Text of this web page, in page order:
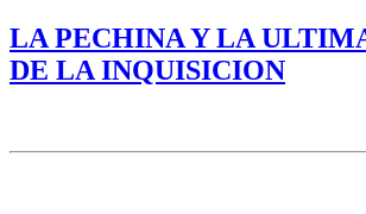
LA PECHINA Y LA
DE LA INQUISICION